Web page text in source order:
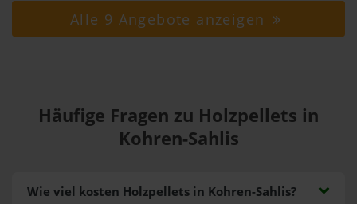
Alle 9 Angebote anzeigen
Häufige Fragen zu Holzpellets in
Kohren-Sahlis
Wie viel kosten Holzpellets in Kohren-Sahlis?